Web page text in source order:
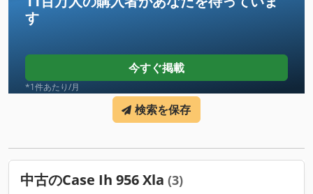
す
今すぐ掲載
*1件あたり/月
検索を保存
中古のCase Ih 956 Xla (3)